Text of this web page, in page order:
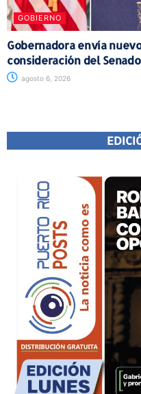
GOBIERNO
Gobernadora envía
consideración del Senado
agosto 6, 2026